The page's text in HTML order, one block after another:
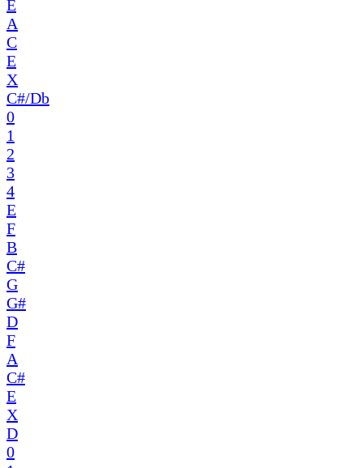
E
A
C
E
X
C#/Db
0
1
2
3
4
E
F
B
C#
G
G#
D
F
A
C#
E
X
D
0